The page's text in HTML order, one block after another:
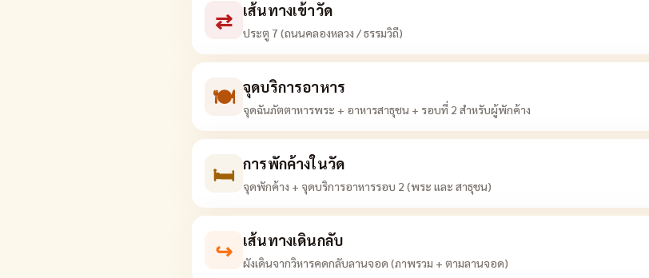
⇄ เส้นทางเข้าวัด
ประตู 7 (ถนนคลองหลวง / ธรรมวิถี)
🍽 จุดบริการอาหาร
จุดฉันภัตตาหารพระ + อาหารสาธุชน + รอบที่ 2 สำหรับผู้พักค้าง
🛏 การพักค้างในวัด
จุดพักค้าง + จุดบริการอาหารรอบ 2 (พระ และ สาธุชน)
↪ เส้นทางเดินกลับ
ผังเดินจากวิหารคดกลับลานจอด (ภาพรวม + ตามลานจอด)